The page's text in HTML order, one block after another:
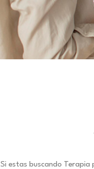
Si estas buscando